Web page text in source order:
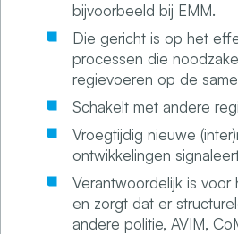
bijvoorbeeld bij EMM.
Die gericht is op het
processen die
regievoeren op de
Schakelt met andere
Vroegtijdig nieuwe
ontwikkelingen
Verantwoordelijk is
en zorgt dat er
andere politie, AVIM,